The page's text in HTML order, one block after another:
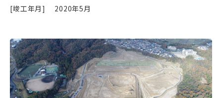
[竣工年月]
2020年5月